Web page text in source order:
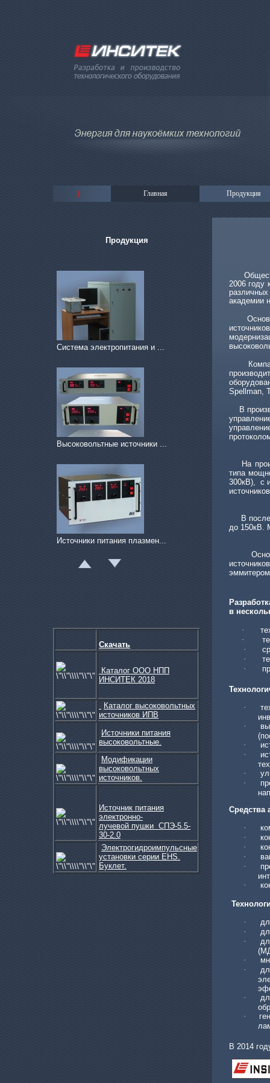
Главная Продукция
Продукция
Система электропитания и ...
Высоковольтные источники ...
Источники питания плазмен...
Программное обеспечение
Источники питания дуговог...
Скачать
Каталог ООО НПП
ИНСИТЕК 2018
Каталог высоковольтных
источников ИПВ
Источники питания
высоковольтные.
Модификации
высоковольтных
источников.
Источник питания
электронно-
лучевой пушки СПЭ-5.5-
30-2.0
Электрогидроимпульсные
установки серии EHS.
Буклет.
2006 году
академии
Spellman,
В
На
типа
300кВ), с
В
до 150кВ.
в
·
·
·
·
·
·
·
·
·
·
·
Средства
·
·
·
·
·
·
·
·
·
·
·
·
·
В 2014